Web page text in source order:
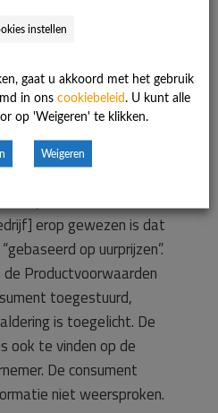
de ondernemer een
De consument acht zich
onvoldoende
uitging dat op jaarbasis
erop gewezen is dat
op uurprijzen”.
Productvoorwaarden
toegestuurd,
is toegelicht. De
ook te vinden op de
De consument
niet weersproken.
instellen
gaat u akkoord met het gebruik
in ons cookiebeleid . U kunt alle
op 'Weigeren' te klikken.
Weigeren